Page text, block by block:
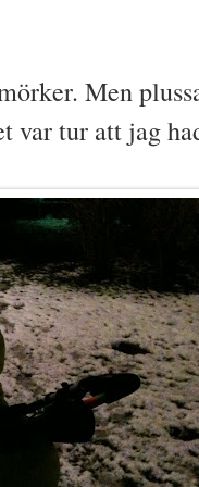
Men
var tur att jag